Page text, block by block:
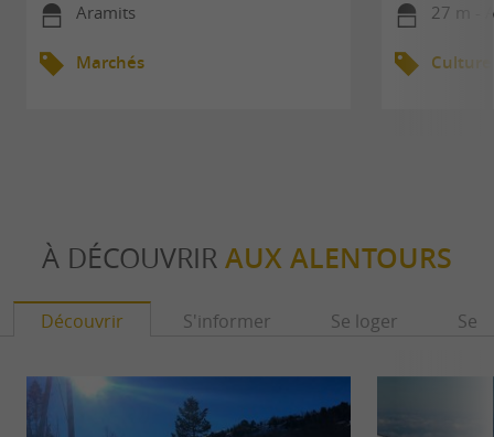
Aramits
Marchés
27 m -
Culture
À DÉCOUVRIR AUX ALENTOURS
Découvrir S'informer Se loger Se